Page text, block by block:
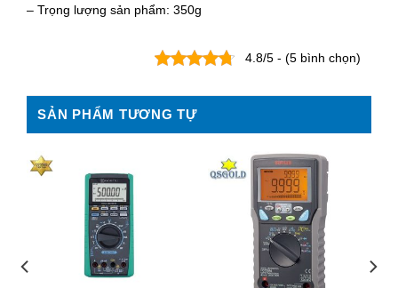
– Trọng lượng sản phẩm: 350g
4.8/5 - (5 bình chọn)
SẢN PHẨM TƯƠNG TỰ